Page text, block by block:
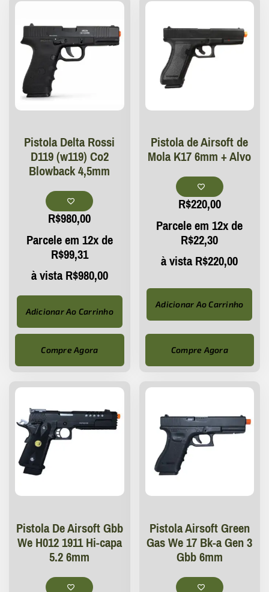
Pistola Delta Rossi
D119 (w119) Co2
Blowback 4,5mm
R$980,00
Parcele em 12x de
R$99,31
à vistaR$980,00
Adicionar Ao Carrinho
Compre Agora
Pistola de Airsoft de
Mola K17 6mm + Alvo
R$220,00
Parcele em 12x de
R$22,30
à vistaR$220,00
Adicionar Ao Carrinho
Compre Agora
Pistola De Airsoft Gbb
We H012 1911 Hi-capa
5.2 6mm
Pistola Airsoft Green
Gas We 17 Bk-a Gen 3
Gbb 6mm